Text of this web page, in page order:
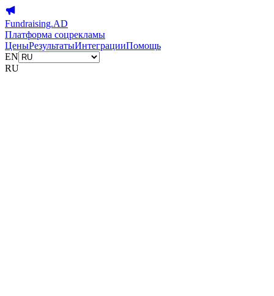
Fundraising.AD
Платформа соцрекламы
ЦеныРезультатыИнтеграцииПомощь
EN
RU